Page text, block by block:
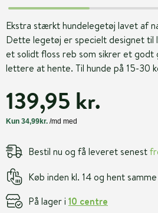
Ekstra stærkt hundelegetøj lavet af
Dette legetøj er specielt designet til
et solidt floss reb som sikrer et godt
lettere at hente. Til hunde på 15-30
139,95 kr.
Bestil nu og få leveret senest
Køb inden kl. 14 og hent
På lager i 10 centre